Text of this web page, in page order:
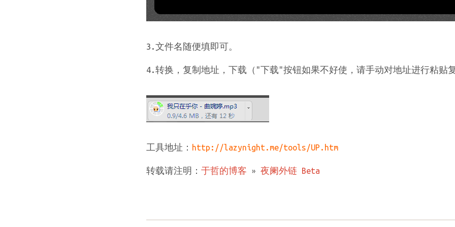
3.文件名随便填即可。
4.转换，复制地址，下载（"下载"按钮如果不好使，请手动对地址进行粘贴
工具地址： http://lazynight.me/tools/UP.htm
转载请注明： 于哲的博客 » 夜阑外链 Beta